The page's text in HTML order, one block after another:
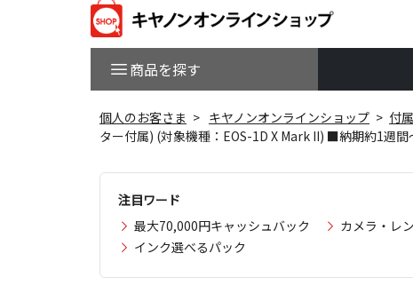
商品を探す
個人のお客さま キヤノンオンラインショップ 付
ター付属) (対象機種：EOS-1D X Mark II) ■納期約1週間
注目ワード
最大70,000円キャッシュバック
カメラ・レ
インク選べるパック